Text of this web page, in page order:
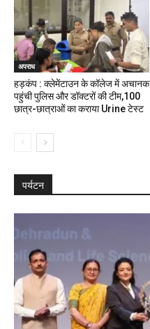
अपराध
हड़कंप : क्लेमेंटाउन के कॉलेज में अचानक
पहुंची पुलिस और डॉक्टरों की टीम,100
छात्र-छात्राओं का कराया Urine टेस्ट
पर्यटन